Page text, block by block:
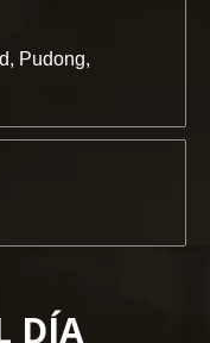
Pudong,
DÍA